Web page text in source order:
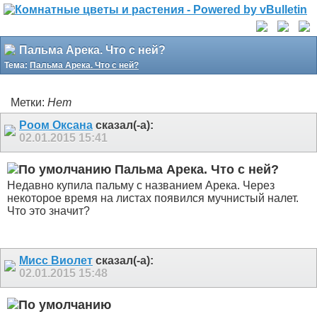
Пальма Арека. Что с ней?
Тема: Пальма Арека. Что с ней?
Метки: Нет
Роом Оксана сказал(-а):
02.01.2015 15:41
Пальма Арека. Что с ней?
Недавно купила пальму с названием Арека. Через
некоторое время на листах появился мучнистый налет.
Что это значит?
Мисс Виолет сказал(-а):
02.01.2015 15:48